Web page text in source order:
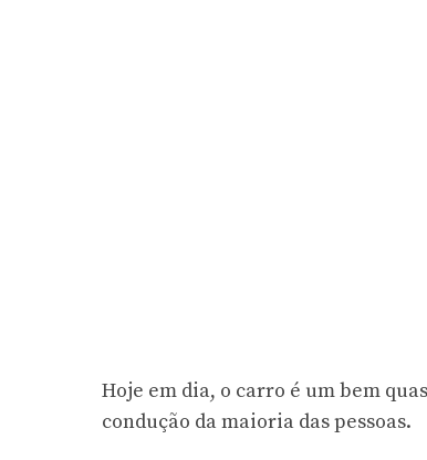
Hoje em dia, o carro é um bem
condução da maioria das pessoas.